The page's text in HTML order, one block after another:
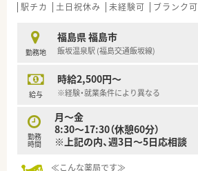
駅チカ 土日祝休み 未経験可 ブランク可
勤務地
福島県 福島市
飯坂温泉駅 (福島交通飯坂線)
給与
時給2,500円～
※経験・就業条件により異なる
勤務
時間
月～金
8:30～17:30（休憩60分）
※上記の内、週3日～5日応相談
≪こんな薬局です≫